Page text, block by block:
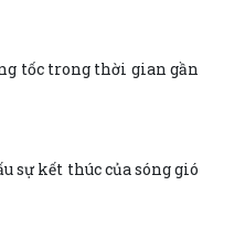
tốc trong thời gian gần
sự kết thúc của sóng gió